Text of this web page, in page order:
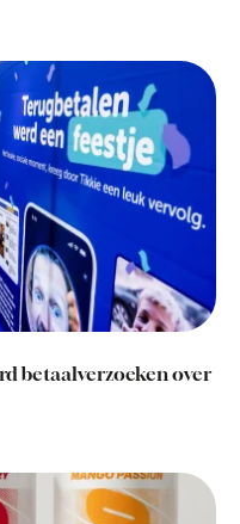
betaalverzoeken over